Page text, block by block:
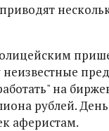
на
рублей.
аферистам.